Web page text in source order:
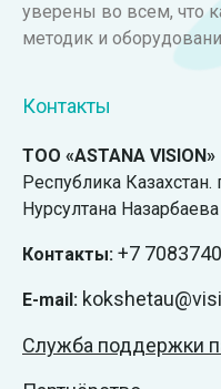
уверены во всем, что
методик и
Контакты
ТОО «ASTANA VISION»
Республика
Нурсултана
Контакты: +7
E-mail:
Служба поддержки